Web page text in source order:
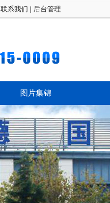
联系我们 后台管理
图片集锦